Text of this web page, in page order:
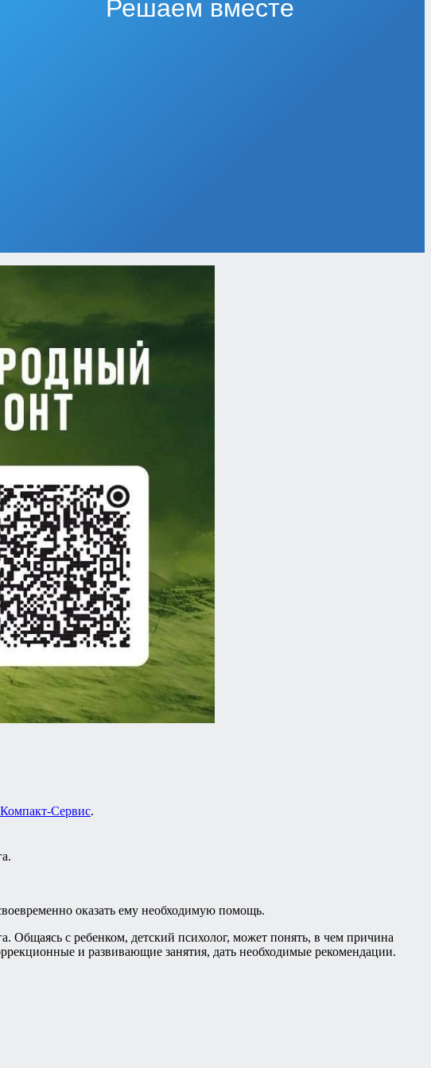
Решаем вместе
Компакт-Сервис.
оказать ему необходимую помощь.
Общаясь с ребенком, детский психолог, может понять, в чем причина
и развивающие занятия, дать необходимые рекомендации.